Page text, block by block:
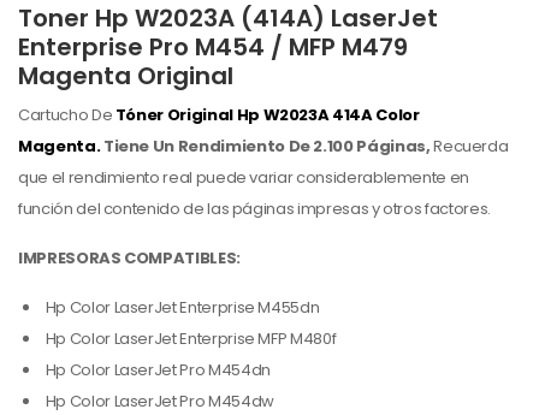
Toner Hp W2023A (414A) LaserJet
Enterprise Pro M454 / MFP M479
Magenta Original
Cartucho De Tóner Original Hp W2023A 414A Color
Magenta.Tiene Un Rendimiento De 2.100 Páginas,Recuerda
que el rendimiento real puede variar considerablemente en
función del contenido de las páginas impresas y otros factores.
IMPRESORAS COMPATIBLES:
Hp Color LaserJet Enterprise M455dn
Hp Color LaserJet Enterprise MFP M480f
Hp Color LaserJet Pro M454dn
Hp Color LaserJet Pro M454dw